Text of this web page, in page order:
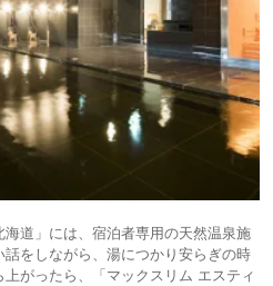
海道」には、宿泊者専用の天然温泉施
をしながら、湯につかり安らぎの時
がったら、「マックスリム エスティ